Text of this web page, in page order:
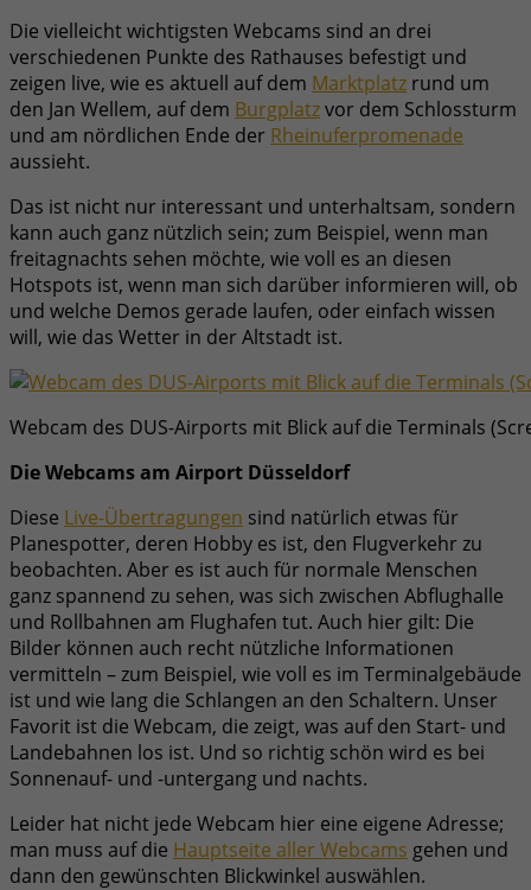
Die vielleicht wichtigsten Webcams sind an drei
verschiedenen Punkte des Rathauses befestigt und
zeigen live, wie es aktuell auf dem Marktplatz rund um
den Jan Wellem, auf dem Burgplatzvor dem Schlossturm
und am nördlichen Ende der Rheinuferpromenade
aussieht.
Das ist nicht nur interessant und unterhaltsam, sondern
kann auch ganz nützlich sein; zum Beispiel, wenn man
freitagnachts sehen möchte, wie voll es an diesen
Hotspots ist, wenn man sich darüber informieren will, ob
und welche Demos gerade laufen, oder einfach wissen
will, wie das Wetter in der Altstadt ist.
Webcam des DUS-Airports mit Blick auf die Terminals
Die Webcams am Airport Düsseldorf
Diese Live-Übertragungen sind natürlich etwas für
Planespotter, deren Hobby es ist, den Flugverkehr zu
beobachten. Aber es ist auch für normale Menschen
ganz spannend zu sehen, was sich zwischen Abflughalle
und Rollbahnen am Flughafen tut. Auch hier gilt: Die
Bilder können auch recht nützliche Informationen
vermitteln – zum Beispiel, wie voll es im Terminalgebäude
ist und wie lang die Schlangen an den Schaltern. Unser
Favorit ist die Webcam, die zeigt, was auf den Start- und
Landebahnen los ist. Und so richtig schön wird es bei
Sonnenauf- und -untergang und nachts.
Leider hat nicht jede Webcam hier eine eigene Adresse;
man muss auf die Hauptseite aller Webcams gehen und
dann den gewünschten Blickwinkel auswählen.